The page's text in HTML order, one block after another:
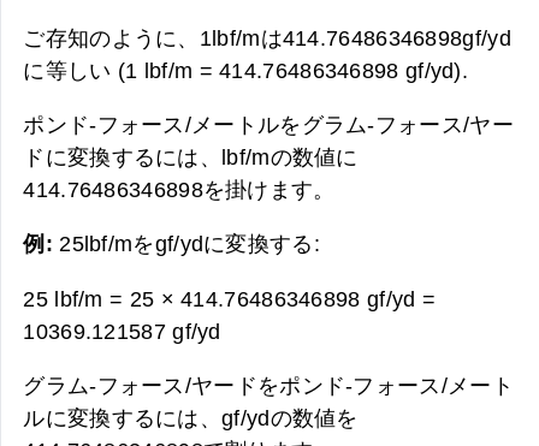
ご存知のように、1lbf/mは414.76486346898gf/yd
に等しい (1 lbf/m = 414.76486346898 gf/yd).
ポンド-フォース/メートルをグラム-フォース/ヤー
ドに変換するには、lbf/mの数値に
414.76486346898を掛けます。
例:25lbf/mをgf/ydに変換する:
25 lbf/m = 25 × 414.76486346898 gf/yd =
10369.121587 gf/yd
グラム-フォース/ヤードをポンド-フォース/メート
ルに変換するには、gf/ydの数値を